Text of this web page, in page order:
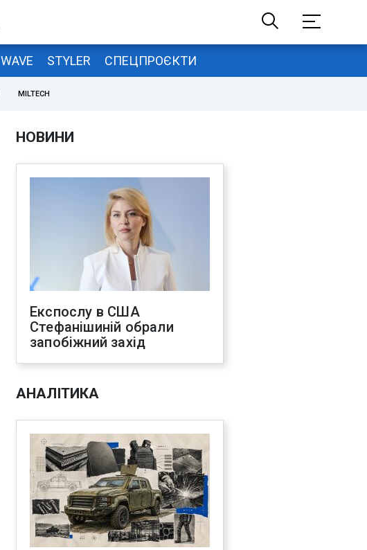
WAVE STYLER СПЕЦПРОЄКТИ
MILTECH
НОВИНИ
Експослу в США
Стефанішиній обрали
запобіжний захід
АНАЛІТИКА